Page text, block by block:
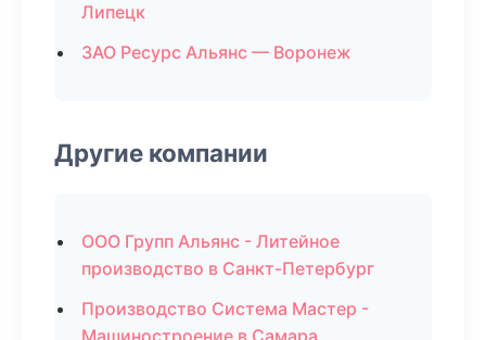
Липецк
ЗАО Ресурс Альянс — Воронеж
Другие компании
ООО Групп Альянс - Литейное
производство в Санкт-Петербург
Производство Система Мастер -
Машиностроение в Самара